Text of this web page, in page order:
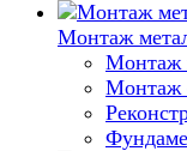
Монтаж
Монтаж
Монтаж